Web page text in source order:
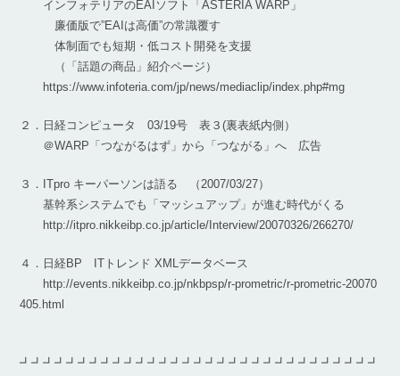
インフォテリアのEAIソフト「ASTERIA WARP」
廉価版で”EAIは高価”の常識覆す
体制面でも短期・低コスト開発を支援
（「話題の商品」紹介ページ）
https://www.infoteria.com/jp/news/mediaclip/index.php#mg
２．日経コンピュータ 03/19号 表３(裏表紙内側）
＠WARP「つながるはず」から「つながる」へ 広告
３．ITpro キーパーソンは語る （2007/03/27）
基幹系システムでも「マッシュアップ」が進む時代がくる
http://itpro.nikkeibp.co.jp/article/Interview/20070326/266270/
４．日経BP ITトレンド XMLデータベース
http://events.nikkeibp.co.jp/nkbpsp/r-prometric/r-prometric-20070
405.html
┛┛┛┛┛┛┛┛┛┛┛┛┛┛┛┛┛┛┛┛┛┛┛┛┛┛┛┛┛┛┛